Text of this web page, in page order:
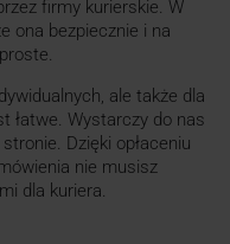
firmy kurierskie. W
ona bezpiecznie i na
ale także dla
łatwe. Wystarczy do nas
Dzięki opłaceniu
nie musisz
dla kuriera.